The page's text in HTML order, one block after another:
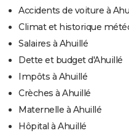
Accidents de voiture à
Climat et historique
Salaires à Ahuillé
Dette et budget d'Ahuillé
Impôts à Ahuillé
Crèches à Ahuillé
Maternelle à Ahuillé
Hôpital à Ahuillé